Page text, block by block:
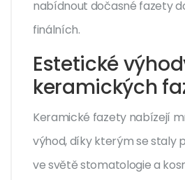
nabídnout dočasné fazety
finálních.
Estetické
keramických
Keramické fazety nabízejí
výhod, díky kterým se staly
ve světě stomatologie a